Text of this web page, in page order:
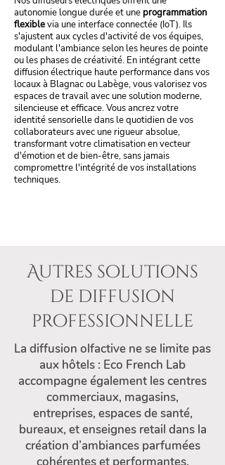
autonomie longue durée et une programmation
flexiblevia une interface connectée (IoT). Ils
s'ajustent aux cycles d'activité de vos équipes,
modulant l'ambiance selon les heures de pointe
ou les phases de créativité. En intégrant cette
diffusion électrique haute performance dans vos
locaux à Blagnac ou Labège, vous valorisez vos
espaces de travail avec une solution moderne,
silencieuse et efficace. Vous ancrez votre
identité sensorielle dans le quotidien de vos
collaborateurs avec une rigueur absolue,
transformant votre climatisation en vecteur
d'émotion et de bien-être, sans jamais
compromettre l'intégrité de vos installations
techniques.
Autres solutions
de diffusion
professionnelle
La diffusion olfactive ne se limite pas
aux hôtels : Eco French Lab
accompagne également les centres
commerciaux, magasins,
entreprises, espaces de santé,
bureaux, et enseignes retail dans la
création d’ambiances parfumées